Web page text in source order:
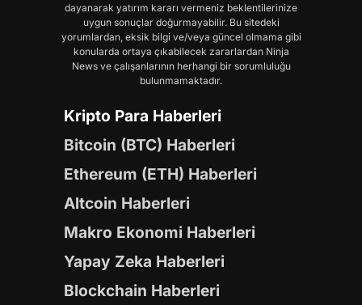
dayanarak yatırım kararı vermeniz beklentilerinize
uygun sonuçlar doğurmayabilir. Bu sitedeki
yorumlardan, eksik bilgi ve/veya güncel olmama gibi
konularda ortaya çıkabilecek zararlardan Ninja
News ve çalışanlarının herhangi bir sorumluluğu
bulunmamaktadır.
Kripto Para Haberleri
Bitcoin (BTC) Haberleri
Ethereum (ETH) Haberleri
Altcoin Haberleri
Makro Ekonomi Haberleri
Yapay Zeka Haberleri
Blockchain Haberleri